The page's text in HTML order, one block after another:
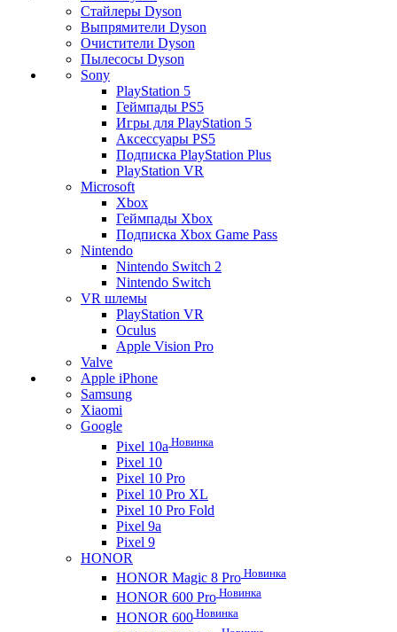
Стайлеры Dyson
Выпрямители Dyson
Очистители Dyson
Пылесосы Dyson
Sony
PlayStation 5
Геймпады PS5
Игры для PlayStation 5
Аксессуары PS5
Подписка PlayStation Plus
PlayStation VR
Microsoft
Xbox
Геймпады Xbox
Подписка Xbox Game Pass
Nintendo
Nintendo Switch 2
Nintendo Switch
VR шлемы
PlayStation VR
Oculus
Apple Vision Pro
Valve
Apple iPhone
Samsung
Xiaomi
Google
Pixel 10a Новинка
Pixel 10
Pixel 10 Pro
Pixel 10 Pro XL
Pixel 10 Pro Fold
Pixel 9a
Pixel 9
HONOR
HONOR Magic 8 Pro Новинка
HONOR 600 Pro Новинка
HONOR 600 Новинка